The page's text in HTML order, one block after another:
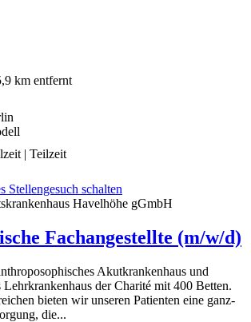
km entfernt
| Teilzeit
Stellengesuch schalten
Havelhöhe gGmbH
Fachangestellte (m/w/d)
Akut­krankenhaus und
Lehr­kranken­haus der Charité mit 400 Betten.
bieten wir unseren Patienten eine ganz­
die...